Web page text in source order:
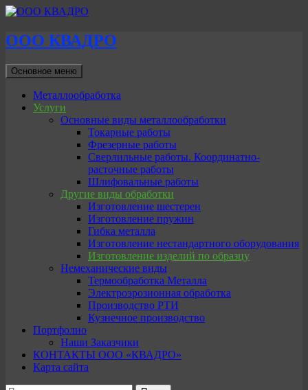
ООО КВАДРО
Поиск
Основное меню
к
содержимому
Металлообработка
Услуги
Основные виды металлообработки
Токарные работы
Фрезерные работы
Сверлильные работы. Координатно-
расточные работы
Шлифовальные работы
Другие виды обработки
Изготовление шестерен
Изготовление пружин
Гибка металла
Изготовление нестандартного оборудования
Изготовление изделий по образцу
Немеханические виды
Термообработка Металла
Электроэрозионная обработка
Производство РТИ
Кузнечное производство
Портфолио
Наши Заказчики
КОНТАКТЫ ООО «КВАДРО»
Карта сайта